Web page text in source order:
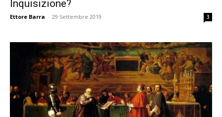
Inquisizione?
Ettore Barra - 29 Settembre 2019 3